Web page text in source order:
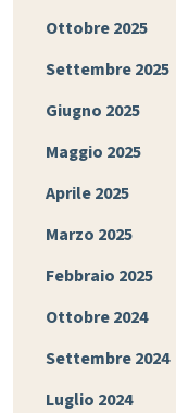
Ottobre 2025
Settembre 2025
Giugno 2025
Maggio 2025
Aprile 2025
Marzo 2025
Febbraio 2025
Ottobre 2024
Settembre 2024
Luglio 2024